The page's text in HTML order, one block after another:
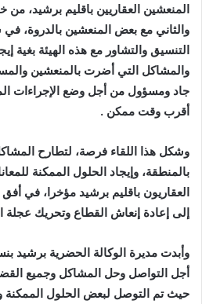
المنعشين العقاريين باقليم برشيد، من
والثاني مع بعض المنعشين بالدروة،
التنسيق والتشاور مع هذه الهيئة بغية
والمشاكل التي أضرت بالمنعشين
جاد ومسؤول من أجل وضع الإجراءات
أقرب وقت ممكن .
وشكل هذا اللقاء فرصة، لتطارح
بالمنطقة، وإيجاد الحلول الممكنة
العقاريون باقليم برشيد مؤخرا، في
إلى إعادة إنعاش القطاع وتحريك عجلة
وأبدت مديرة الوكالة الحضرية برشيد
أجل التواصل وحل المشاكل وجميع
حيث تم التوصل لبعض الحلول الممكنة